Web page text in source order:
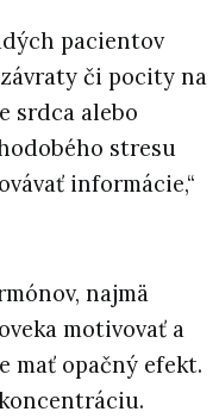
pacientov
či pocity na
srdca alebo
stresu
informácie,“
najmä
motivovať a
mať opačný efekt.